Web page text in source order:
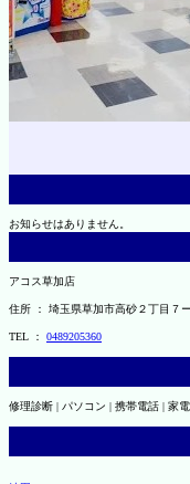
お知らせはありません。
アコス草加店
住所 ： 埼玉県草加市高砂２丁目
TEL ： 0489205360
修理診断 | パソコン | 携帯電話 | 家